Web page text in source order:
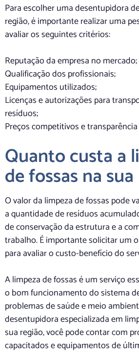
Para escolher uma desentupidora
região, é importante realizar uma
avaliar os seguintes critérios:
Reputação da empresa no mercado;
Qualificação dos profissionais;
Equipamentos utilizados;
Licenças e autorizações para
resíduos;
Preços competitivos e
Quanto custa a
de fossas na
O valor da limpeza de fossas pode
a quantidade de resíduos
de conservação da estrutura e a
trabalho. É importante solicitar um
para avaliar o custo-benefício do
A limpeza de fossas é um serviço
o bom funcionamento do sistema
problemas de saúde e meio
desentupidora especializada em
sua região, você pode contar com
capacitados e equipamentos de